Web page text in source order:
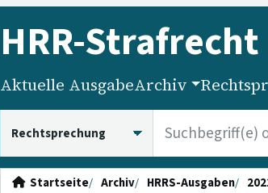
HRR-Strafrecht
Aktuelle AusgabeArchiv
Startseite Archiv HRRS-Ausgaben